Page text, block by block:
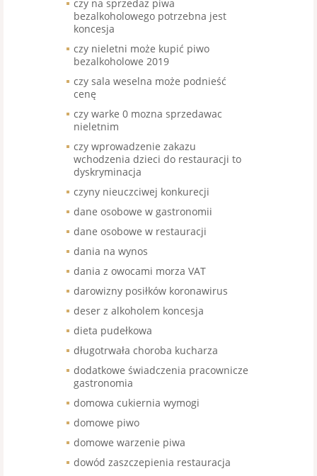
czy na sprzedaz piwa
bezalkoholowego potrzebna jest
koncesja
czy nieletni może kupić piwo
bezalkoholowe 2019
czy sala weselna może podnieść
cenę
czy warke 0 mozna sprzedawac
nieletnim
czy wprowadzenie zakazu
wchodzenia dzieci do restauracji to
dyskryminacja
czyny nieuczciwej konkurecji
dane osobowe w gastronomii
dane osobowe w restauracji
dania na wynos
dania z owocami morza VAT
darowizny posiłków koronawirus
deser z alkoholem koncesja
dieta pudełkowa
długotrwała choroba kucharza
dodatkowe świadczenia pracownicze
gastronomia
domowa cukiernia wymogi
domowe piwo
domowe warzenie piwa
dowód zaszczepienia restauracja